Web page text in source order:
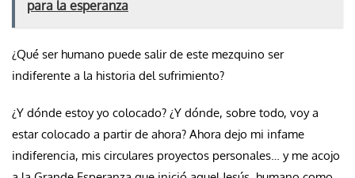
para la esperanza
¿Qué ser humano puede salir de este mezquino ser
indiferente a la historia del sufrimiento?
¿Y dónde estoy yo colocado? ¿Y dónde, sobre todo, voy a
estar colocado a partir de ahora? Ahora dejo mi infame
indiferencia, mis circulares proyectos personales… y me acojo